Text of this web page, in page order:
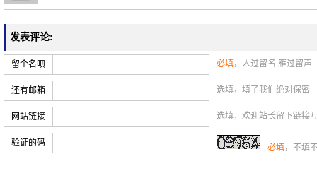
发表评论:
留个名呗 必填，人过留名 雁过留声
还有邮箱 选填，填了我们绝对保密
网站链接 选填，欢迎站长留下链接
验证的码 必填，不填